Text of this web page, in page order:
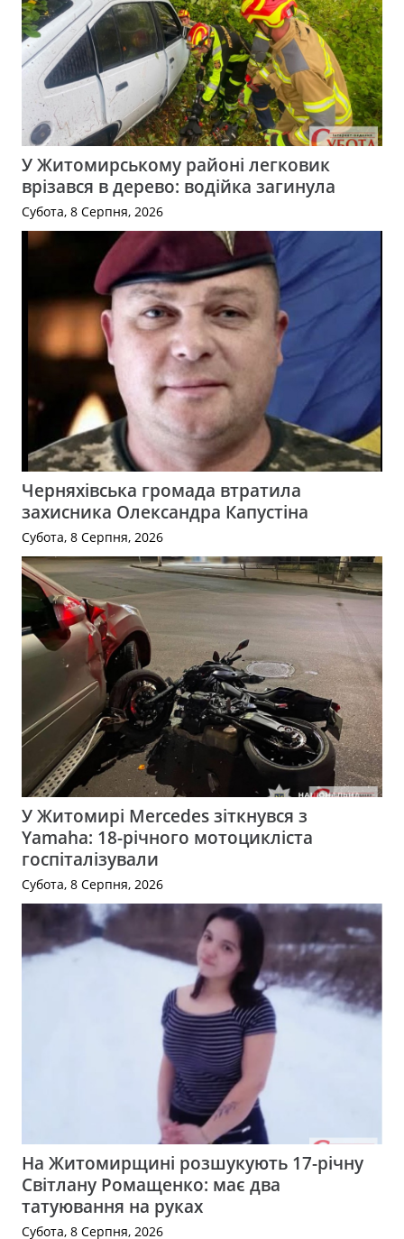
У Житомирському районі легковик
врізався в дерево: водійка загинула
Субота, 8 Серпня, 2026
Черняхівська громада втратила
захисника Олександра Капустіна
Субота, 8 Серпня, 2026
У Житомирі Mercedes зіткнувся з
Yamaha: 18-річного мотоцикліста
госпіталізували
Субота, 8 Серпня, 2026
На Житомирщині розшукують 17-річну
Світлану Ромащенко: має два
татуювання на руках
Субота, 8 Серпня, 2026